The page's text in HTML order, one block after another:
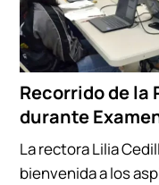
Recorrido de la
durante
La rectora Lilia
bienvenida a los